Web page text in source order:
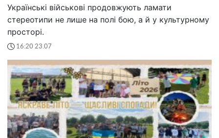
Українські військові продовжують ламати
стереотипи не лише на полі бою, а й у культурному
просторі.
16:20 23.07